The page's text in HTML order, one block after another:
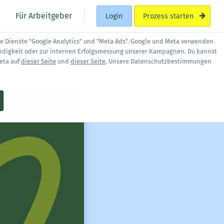
Für Arbeitgeber Login Prozess starten
"Google Analytics" und "Meta Ads". Google und Meta verwenden
oder zur internen Erfolgsmessung unserer Kampagnen. Du kannst
aufdieser Seite und dieser Seite. Unsere Datenschutzbestimmungen